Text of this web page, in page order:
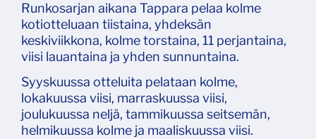
Runkosarjan aikana Tappara pelaa kolme
kotiotteluaan tiistaina, yhdeksän
keskiviikkona, kolme torstaina, 11 perjantaina,
viisi lauantaina ja yhden sunnuntaina.
Syyskuussa otteluita pelataan kolme,
lokakuussa viisi, marraskuussa viisi,
joulukuussa neljä, tammikuussa seitsemän,
helmikuussa kolme ja maaliskuussa viisi.